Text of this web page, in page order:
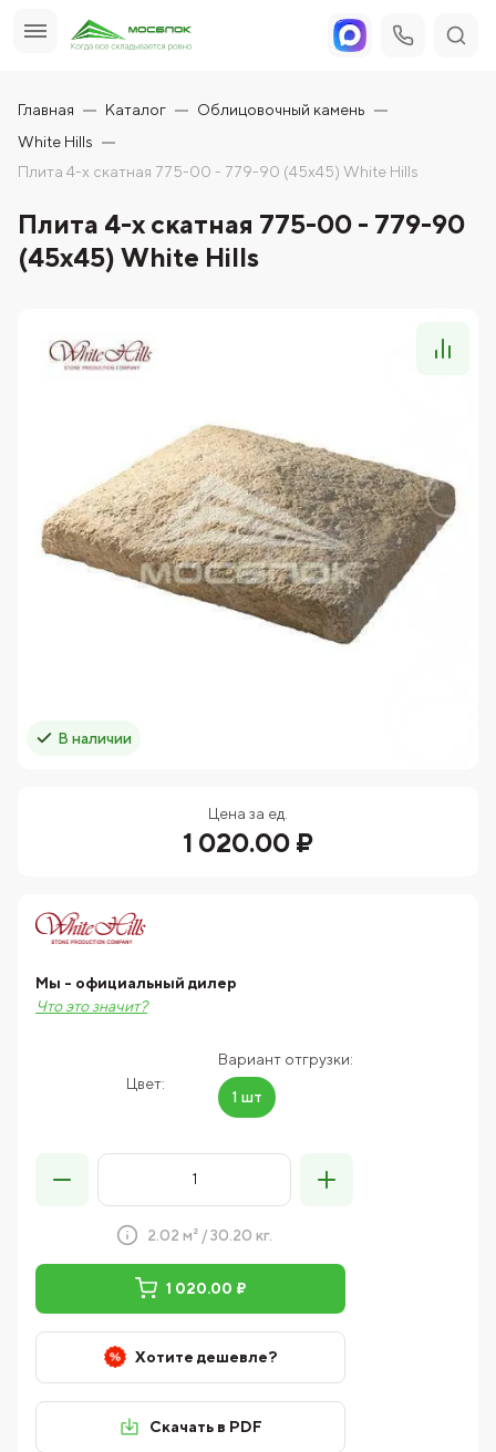
Главная Каталог
Облицовочный камень
White Hills
Плита 4-х скатная 775-00 - 779-90 (45x45) White Hills
Плита 4-х скатная 775-00 - 779-90
(45x45) White Hills
В наличии
Цена за ед.
1 020.00 ₽
Цвет:
Вариант отгрузки:
1 шт
Мы - официальный дилер
Что это значит?
2.02 м² / 30.20 кг.
1 020.00 ₽
Хотите дешевле?
Скачать в PDF